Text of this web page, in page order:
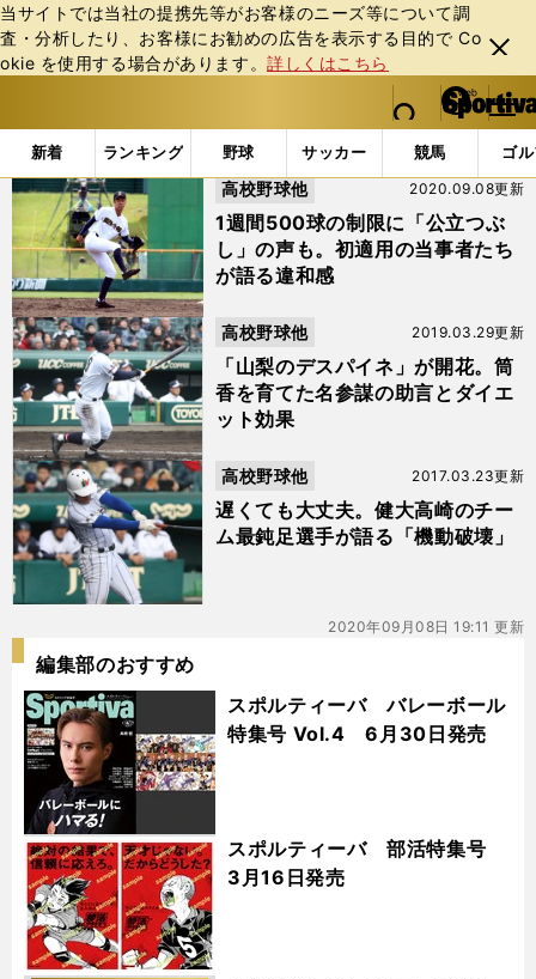
当サイトでは当社の提携先等がお客様のニーズ等について調
査・分析したり、お客様にお勧めの広告を表⽰する⽬的で Co
okie を使⽤する場合があります。詳しくはこちら
閉じ
る
web Sportiva (webスポルティーバ)
検索
マイペ
ー
ジ
メニュ
新着 ランキング 野球 サッカー 競馬 ゴ
b
ス
ポ
ル
テ
ィ
ー
バ
「#札幌第一」の最新ニュース・ 情報
1週間500球の制限に「公立つぶ
し」の声も。初適用の当事者たち
が語る違和感
2020.09.08更新
高校野球他
「山梨のデスパイネ」が開花。筒
香を育てた名参謀の助言とダイエ
ット効果
2019.03.29更新
高校野球他
遅くても大丈夫。健大高崎のチー
ム最鈍足選手が語る「機動破壊」
2017.03.23更新
高校野球他
2020年09月08日 19:11 更新
編集部のおすすめ
スポルティーバ バレーボール
特集号 Vol.4 6月30日発売
スポルティーバ 部活特集号
3月16日発売